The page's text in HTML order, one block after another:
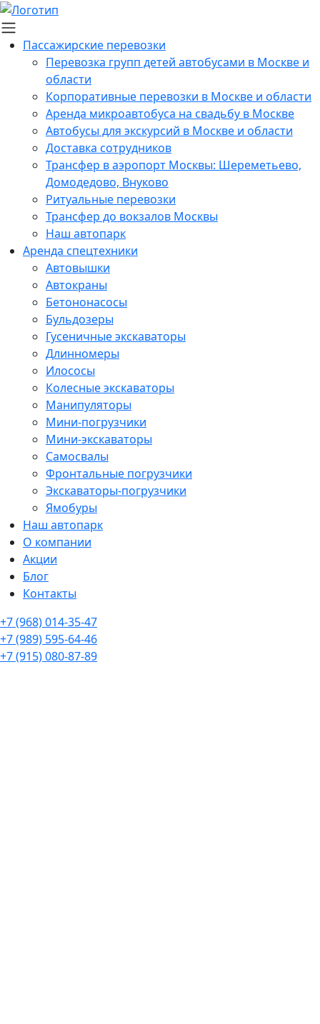
Пассажирские перевозки
Перевозка групп детей автобусами в Москве и
области
Корпоративные перевозки в Москве и области
Аренда микроавтобуса на свадьбу в Москве
Автобусы для экскурсий в Москве и области
Доставка сотрудников
Трансфер в аэропорт Москвы: Шереметьево,
Домодедово, Внуково
Ритуальные перевозки
Трансфер до вокзалов Москвы
Наш автопарк
Аренда спецтехники
Автовышки
Автокраны
Бетононасосы
Бульдозеры
Гусеничные экскаваторы
Длинномеры
Илососы
Колесные экскаваторы
Манипуляторы
Мини-погрузчики
Мини-экскаваторы
Самосвалы
Фронтальные погрузчики
Экскаваторы-погрузчики
Ямобуры
Наш автопарк
О компании
Акции
Блог
Контакты
+7 (968) 014-35-47
+7 (989) 595-64-46
+7 (915) 080-87-89